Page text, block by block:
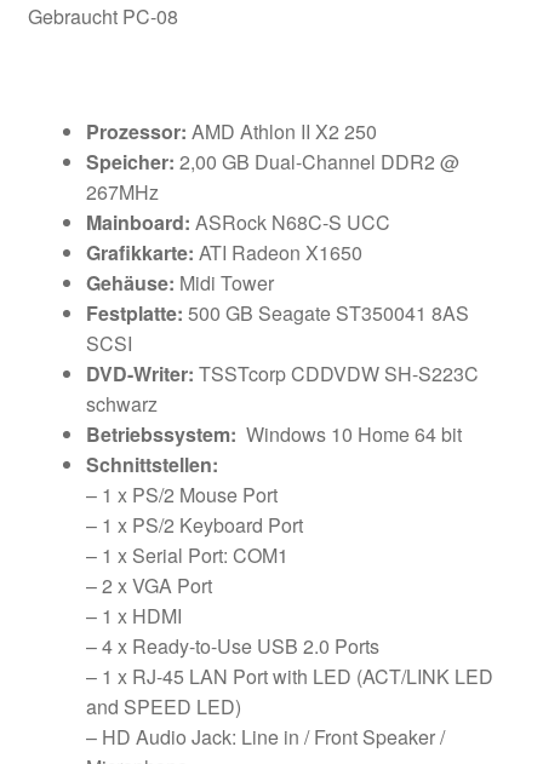
Gebraucht PC-08
Prozessor: AMD Athlon II X2 250
Speicher: 2,00 GB Dual-Channel DDR2 @
267MHz
Mainboard: ASRock N68C-S UCC
Grafikkarte: ATI Radeon X1650
Gehäuse: Midi Tower
Festplatte: 500 GB Seagate ST350041 8AS
SCSI
DVD-Writer: TSSTcorp CDDVDW SH-S223C
schwarz
Betriebssystem: Windows 10 Home 64 bit
Schnittstellen:
– 1 x PS/2 Mouse Port
– 1 x PS/2 Keyboard Port
– 1 x Serial Port: COM1
– 2 x VGA Port
– 1 x HDMI
– 4 x Ready-to-Use USB 2.0 Ports
– 1 x RJ-45 LAN Port with LED (ACT/LINK LED
and SPEED LED)
– HD Audio Jack: Line in / Front Speaker /